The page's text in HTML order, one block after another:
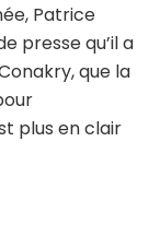
Patrice
presse qu’il a
que la
plus en clair